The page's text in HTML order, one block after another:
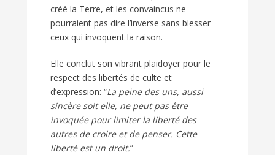
créé la Terre, et les convaincus ne
pourraient pas dire l’inverse sans blesser
ceux qui invoquent la raison.
Elle conclut son vibrant plaidoyer pour le
respect des libertés de culte et
d’expression: “La peine des uns, aussi
sincère soit elle, ne peut pas être
invoquée pour limiter la liberté des
autres de croire et de penser. Cette
liberté est un droit.”